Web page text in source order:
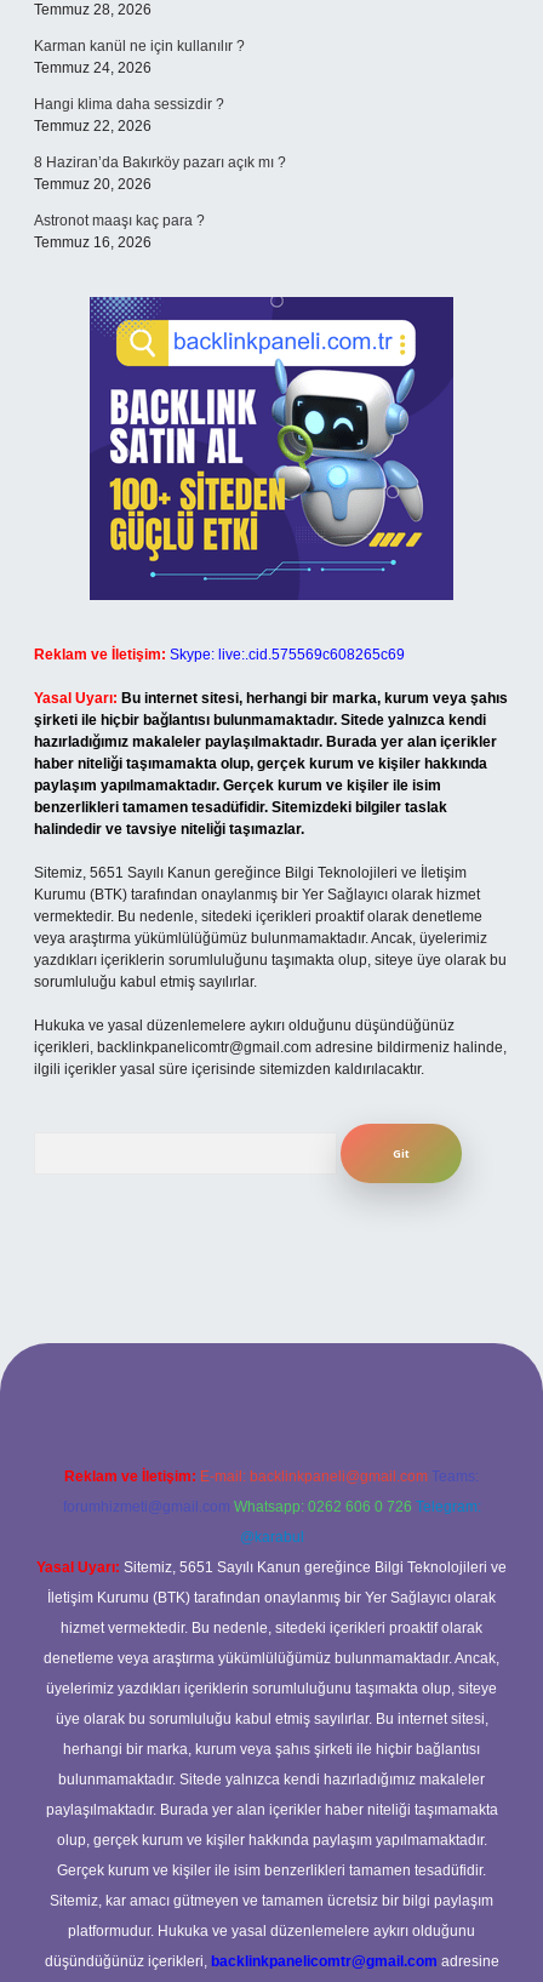
Temmuz 28, 2026
Karman kanül ne için kullanılır ?
Temmuz 24, 2026
Hangi klima daha sessizdir ?
Temmuz 22, 2026
8 Haziran’da Bakırköy pazarı açık mı ?
Temmuz 20, 2026
Astronot maaşı kaç para ?
Temmuz 16, 2026
Reklam ve İletişim: Skype: live:.cid.575569c608265c69
Yasal Uyarı: Bu internet sitesi, herhangi bir marka, kurum veya şahıs
şirketi ile hiçbir bağlantısı bulunmamaktadır. Sitede yalnızca kendi
hazırladığımız makaleler paylaşılmaktadır. Burada yer alan içerikler
haber niteliği taşımamakta olup, gerçek kurum ve kişiler hakkında
paylaşım yapılmamaktadır. Gerçek kurum ve kişiler ile isim
benzerlikleri tamamen tesadüfidir. Sitemizdeki bilgiler taslak
halindedir ve tavsiye niteliği taşımazlar.
Sitemiz, 5651 Sayılı Kanun gereğince Bilgi Teknolojileri ve İletişim
Kurumu (BTK) tarafından onaylanmış bir Yer Sağlayıcı olarak hizmet
vermektedir. Bu nedenle, sitedeki içerikleri proaktif olarak denetleme
veya araştırma yükümlülüğümüz bulunmamaktadır. Ancak, üyelerimiz
yazdıkları içeriklerin sorumluluğunu taşımakta olup, siteye üye olarak bu
sorumluluğu kabul etmiş sayılırlar.
Hukuka ve yasal düzenlemelere aykırı olduğunu düşündüğünüz
içerikleri, backlinkpanelicomtr@gmail.com adresine bildirmeniz halinde,
ilgili içerikler yasal süre içerisinde sitemizden kaldırılacaktır.
betexpergiris.casino
Reklam ve İletişim: E-mail: backlinkpaneli@gmail.com Teams:
forumhizmeti@gmail.com Whatsapp: 0262 606 0 726 Telegram:
@karabul
Yasal Uyarı: Sitemiz, 5651 Sayılı Kanun gereğince Bilgi Teknolojileri ve
İletişim Kurumu (BTK) tarafından onaylanmış bir Yer Sağlayıcı olarak
hizmet vermektedir. Bu nedenle, sitedeki içerikleri proaktif olarak
denetleme veya araştırma yükümlülüğümüz bulunmamaktadır. Ancak,
üyelerimiz yazdıkları içeriklerin sorumluluğunu taşımakta olup, siteye
üye olarak bu sorumluluğu kabul etmiş sayılırlar. Bu internet sitesi,
herhangi bir marka, kurum veya şahıs şirketi ile hiçbir bağlantısı
bulunmamaktadır. Sitede yalnızca kendi hazırladığımız makaleler
paylaşılmaktadır. Burada yer alan içerikler haber niteliği taşımamakta
olup, gerçek kurum ve kişiler hakkında paylaşım yapılmamaktadır.
Gerçek kurum ve kişiler ile isim benzerlikleri tamamen tesadüfidir.
Sitemiz, kar amacı gütmeyen ve tamamen ücretsiz bir bilgi paylaşım
platformudur. Hukuka ve yasal düzenlemelere aykırı olduğunu
düşündüğünüz içerikleri, backlinkpanelicomtr@gmail.com adresine